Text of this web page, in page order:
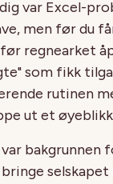
var Excel-
men før du
regnearket
som fikk
rutinen
ut et
bakgrunnen
bringe